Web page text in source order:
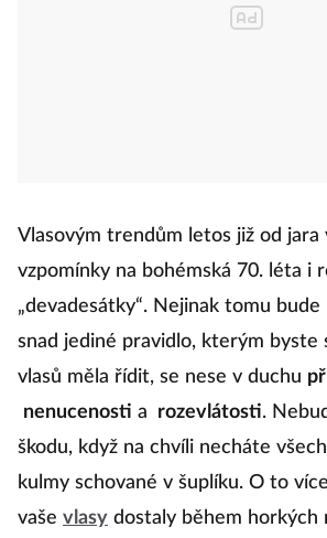
Vlasovým trendům letos již od jara
vzpomínky na bohémská 70. léta i
„devadesátky“. Nejinak tomu
snad jediné pravidlo, kterým byste
vlasů měla řídit, se nese v duchu
nenucenosti a rozevlátosti.
škodu, když na chvíli necháte
kulmy schované v šuplíku. O to
vaše vlasy dostaly během horkých